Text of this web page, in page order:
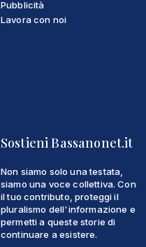
Pubblicità
Lavora con noi
Sostieni Bassanonet.it
Non siamo solo una testata,
siamo una voce collettiva. Con
il tuo contributo, proteggi il
pluralismo dell'informazione e
permetti a queste storie di
continuare a esistere.